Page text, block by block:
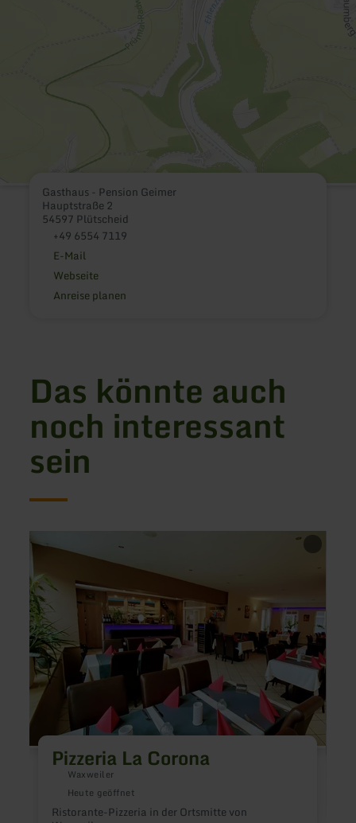
Gasthaus - Pension Geimer
Hauptstraße 2
54597 Plütscheid
+49 6554 7119
E-Mail
Webseite
Anreise planen
Das könnte auch
noch interessant
sein
Pizzeria La Corona
Waxweiler
Heute geöffnet
Ristorante-Pizzeria in der Ortsmitte von
erfahren
Pizzeria
La
Corona